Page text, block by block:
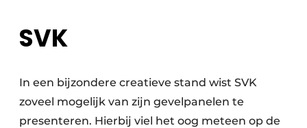
SVK
In een bijzondere creatieve stand wist SVK
zoveel mogelijk van zijn gevelpanelen te
presenteren. Hierbij viel het oog meteen op de